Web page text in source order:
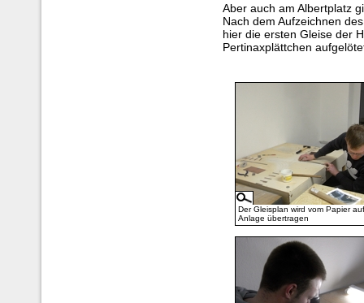
Aber auch am Albertplatz
Nach dem Aufzeichnen
hier die ersten Gleise der
Pertinaxplättchen
Der Gleisplan wird vom Papier
Anlage übertragen